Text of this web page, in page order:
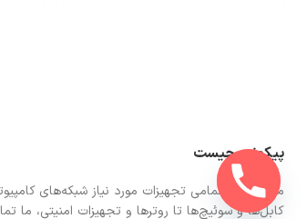
پیکونت چیست
ما در اینجا تمامی تجهیزات مورد نیاز شبکه‌های
کابل‌ها و سوئیچ‌ها تا روترها و تجهیزات امنیتی، ما